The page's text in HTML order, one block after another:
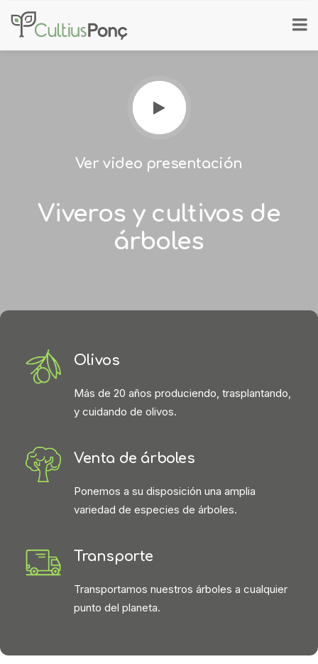
Ver video presentación
Viveros y cultivos de
árboles
Olivos
Más de 20 años produciendo, trasplantando,
y cuidando de olivos.
Venta de árboles
Ponemos a su disposición una amplia
variedad de especies de árboles.
Transporte
Transportamos nuestros árboles a cualquier
punto del planeta.